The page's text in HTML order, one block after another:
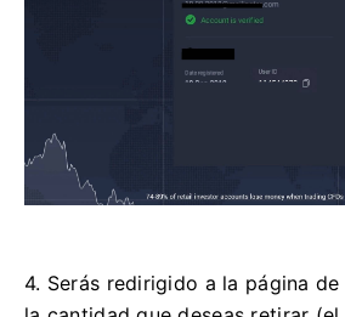
4. Serás redirigido a la página